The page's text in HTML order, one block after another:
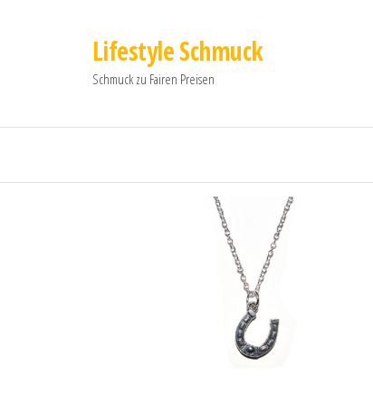
Lifestyle Schmuck
Schmuck zu Fairen Preisen